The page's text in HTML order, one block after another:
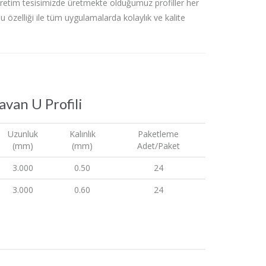
tesisimizde üretmekte olduğumuz profiller her
özelliği ile tüm uygulamalarda kolaylık ve kalite
U Profili
Uzunluk
(mm)
Kalınlık
(mm)
Paketleme
Adet/Paket
3.000
0.50
24
3.000
0.60 24